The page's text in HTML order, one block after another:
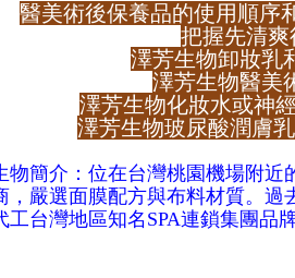
醫美術後保養品的使用順序
把握先清爽
澤芳生物卸妝乳
澤芳生物醫美
澤芳生物化妝水或神
澤芳生物玻尿酸潤膚
物簡介：位在台灣桃園機場附近
，嚴選面膜配方與布料材質。過
工台灣地區知名SPA連鎖集團品